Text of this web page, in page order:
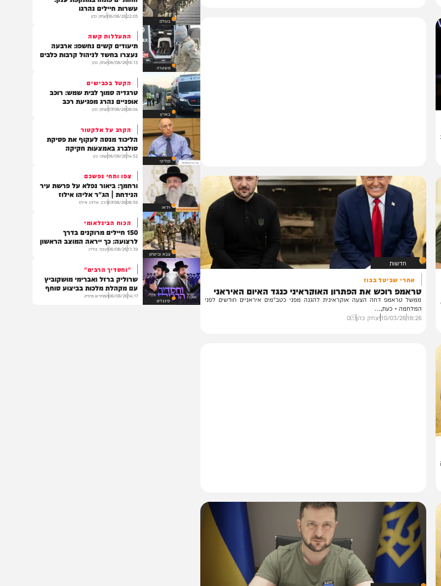
חדשות
טראמפ דחה הצעה אוקראינית להגנה מפני כטב"מים איראניים חודשים לפני
המלחמה • כעת,...
בעולם
הסלמה בתימן
החות'ים פתחו במתקפת ענק:
עשרות חיילים נהרגו
22:05
06/08/26 יצחק כהן
משטרה
התעללות קשה
תיעודים קשים נחשפו: ארבעה
נעצרו בחשד לניהול קרבות כלבים
16:13
06/08/26 יצחק כהן
בארץ
טרגדיה סמוך לבית שמש: רוכב
אופניים נהרג מפגיעת רכב
08:04
07/08/26יצחק כהן
פוליטי
הליכוד מנסה לעקוף את פסיקת
סולברג באמצעות חקיקה
14:52
06/08/26 שוקי כץ
וידאו
ורחמך: ביאור נפלא על פרשת עיר
הנידחת | הג"ר אליהו אילוז
08:59
07/08/26הרב אליהו אילוז
צבא וביטחון
הכוח הבינלאומי
150 חיילים מרוקנים בדרך
לרצועה: כך ייראה המוצב הראשון
17:39
06/08/26יענקי גולדן